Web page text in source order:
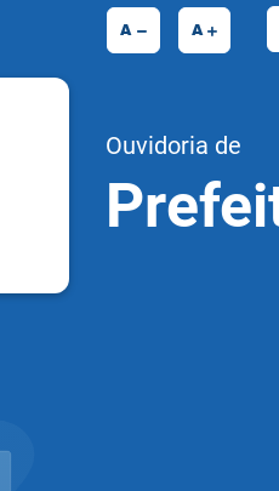
A A
Ouvidoria de